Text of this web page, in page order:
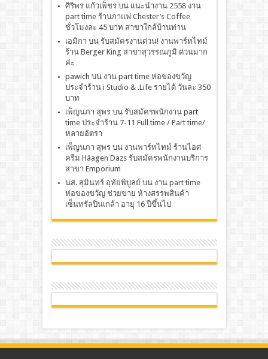
ศิริพร แก้วเพ็ชรบน เเนะนำงาน 2558 งาน
part time ร้านกาแฟ Chester’s Coffee
ชั่วโมงละ 45 บาท สาขาใกล้บ้านท่าน
เอมิกา บน รับสมัครงานด่วน! งานพาร์ทไทม์
ร้าน Berger King สาขาสุวรรณภูมิ ด่วนมาก
ค่ะ
pawich บน งาน part time ห่อของขวัญ
ประจำร้าน i Studio & .Life รายได้ วันละ 350
บาท
เพ็ญนภา สุพรบน รับสมัครพนักงาน part
time ประจำร้าน 7-11 Full time / Part time/
หลายอัตรา
เพ็ญนภา สุพรบน งานพาร์ทไทม์ ร้านไอศ
ครีม Häagen Dazs รับสมัครพนักงานบริการ
สาขา Emporium
นส. สุมินทร์ อุทัยพิบูลย์ บน งาน part time
ห่อของขวัญ ช่วยขาย ห้างสรรพสินค้า
เซ็นทรัลปิ่นเกล้า อายุ 16 ปีขึ้นไป